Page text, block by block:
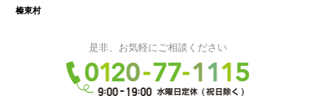
榛東村
是非、お気軽にご相談ください